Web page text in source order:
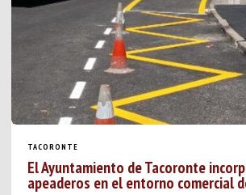
TACORONTE
El Ayuntamiento de Tacoronte
apeaderos en el entorno comercial